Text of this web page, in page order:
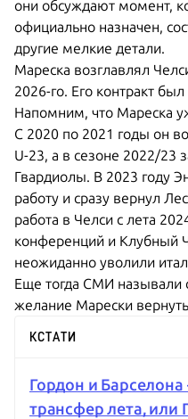
они обсуждают момент,
официально назначен,
другие мелкие детали.
Мареска возглавлял
2026-го. Его контракт
Напомним, что Мареска
С 2020 по 2021 годы он
U-23, а в сезоне 2022/23
Гвардиолы. В 2023 году
работу и сразу вернул
работа в Челси с лета
конференций и Клубный
неожиданно уволили
Еще тогда СМИ называли
желание Марески
КСТАТИ
Гордон и
трансфер лета, или